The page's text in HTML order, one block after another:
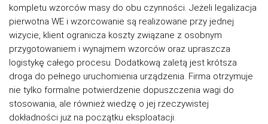
kompletu wzorców masy do obu czynności. Jeżeli legalizacja
pierwotna WE i wzorcowanie są realizowane przy jednej
wizycie, klient ogranicza koszty związane z osobnym
przygotowaniem i wynajmem wzorców oraz upraszcza
logistykę całego procesu. Dodatkową zaletą jest krótsza
droga do pełnego uruchomienia urządzenia. Firma otrzymuje
nie tylko formalne potwierdzenie dopuszczenia wagi do
stosowania, ale również wiedzę o jej rzeczywistej
dokładności już na początku eksploatacji.